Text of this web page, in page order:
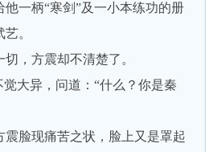
一柄“寒剑”及一小本练功的册
。
，方震却不清楚了。
大异，问道：“什么？你是秦
脸现痛苦之状，脸上又是罩起